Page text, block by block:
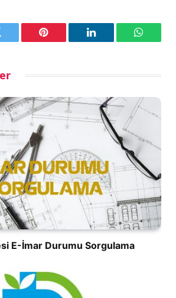
Pinterest LinkedIn
E-İmar Durumu Sorgulama